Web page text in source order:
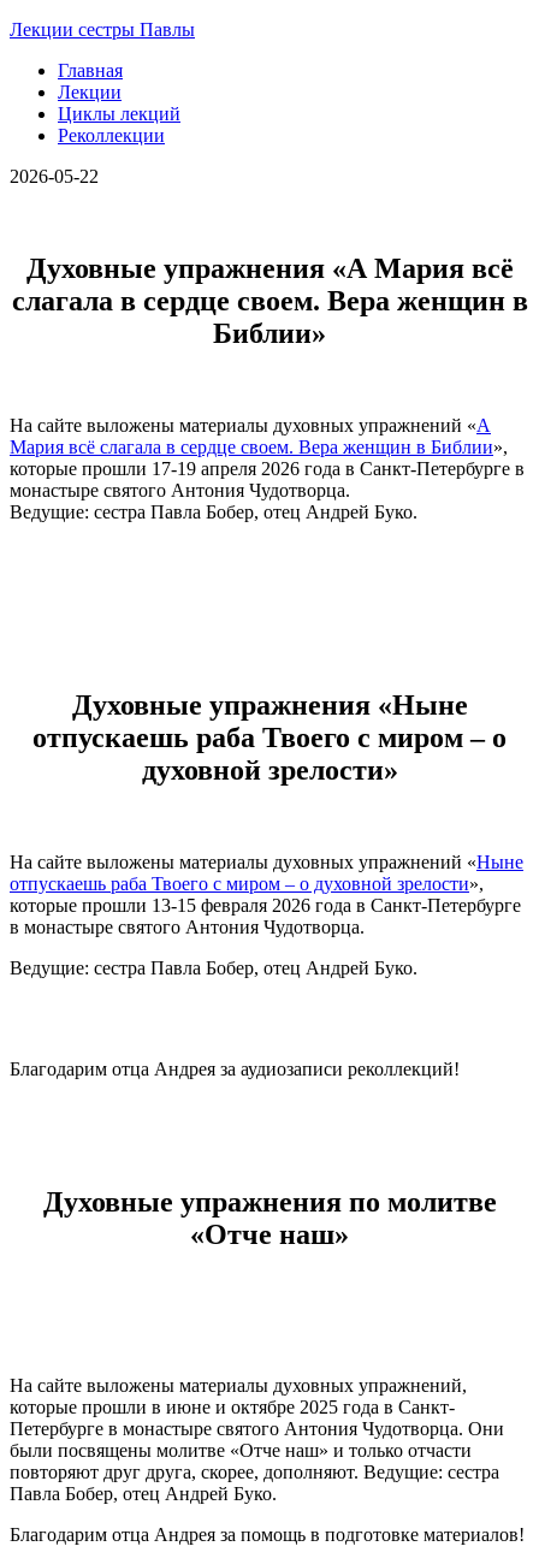
Лекции сестры Павлы
Главная
Лекции
Циклы лекций
Реколлекции
2026-05-22
Духовные упражнения «А Мария всё
слагала в сердце своем. Вера женщин в
Библии»
На сайте выложены материалы духовных упражнений «А
Мария всё слагала в сердце своем. Вера женщин в Библии»,
которые прошли 17-19 апреля 2026 года в Санкт-Петербурге в
монастыре святого Антония Чудотворца.
Ведущие: сестра Павла Бобер, отец Андрей Буко.
Духовные упражнения «Ныне
отпускаешь раба Твоего с миром – о
духовной зрелости»
На сайте выложены материалы духовных упражнений «Ныне
отпускаешь раба Твоего с миром – о духовной зрелости»,
которые прошли 13-15 февраля 2026 года в Санкт-Петербурге
в монастыре святого Антония Чудотворца.
Ведущие: сестра Павла Бобер, отец Андрей Буко.
Благодарим отца Андрея за аудиозаписи реколлекций!
Духовные упражнения по молитве
«Отче наш»
На сайте выложены материалы духовных упражнений,
которые прошли в июне и октябре 2025 года в Санкт-
Петербурге в монастыре святого Антония Чудотворца. Они
были посвящены молитве «Отче наш» и только отчасти
повторяют друг друга, скорее, дополняют. Ведущие: сестра
Павла Бобер, отец Андрей Буко.
Благодарим отца Андрея за помощь в подготовке материалов!